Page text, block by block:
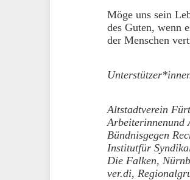
Möge uns sein
des Guten, wenn
der Menschen
Altstadtverein
Arbeiterinnenund
Bündnisgegen
Institutfür
Die Falken,
ver.di,